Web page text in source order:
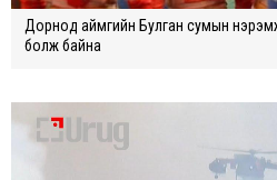
Дорнод аймгийн Булган сумын
болж байна